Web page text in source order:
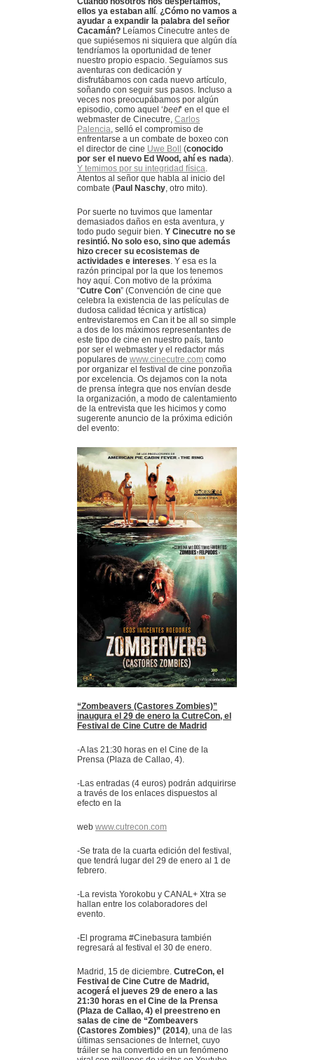
ellos ya estaban allí ¿Cómo no vamos a
ayudar a expandir la palabra del señor
Cacamán? Leíamos Cinecutre antes de
que supiésemos ni siquiera que algún día
tendríamos la oportunidad de tener
nuestro propio espacio. Seguíamos sus
aventuras con dedicación y
disfrutábamos con cada nuevo artículo,
soñando con seguir sus pasos. Incluso a
veces nos preocupábamos por algún
episodio, como aquel ‘beef‘ en el que el
webmaster de Cinecutre, Carlos
Palencia , selló el compromiso de
enfrentarse a un combate de boxeo con
el director de cine Uwe Boll (conocido
por ser el nuevo Ed Wood, ahí es nada).
Y temimos por su integridad física
Atentos al señor que habla al inicio del
combate (Paul Naschy , otro mito).
Por suerte no tuvimos que lamentar
demasiados daños en esta aventura, y
todo pudo seguir bien. Y Cinecutre no se
resintió. No solo eso, sino que además
hizo crecer su ecosistemas de
actividades e intereses . Y esa es la
razón principal por la que los tenemos
hoy aquí. Con motivo de la próxima
“Cutre Con” (Convención de cine que
celebra la existencia de las películas de
dudosa calidad técnica y artística)
entrevistaremos en Can it be all so simple
a dos de los máximos representantes de
este tipo de cine en nuestro país, tanto
por ser el webmaster y el redactor más
populares de www.cinecutre.com como
por organizar el festival de cine ponzoña
por excelencia. Os dejamos con la nota
de prensa íntegra que nos envían desde
la organización, a modo de calentamiento
de la entrevista que les hicimos y como
sugerente anuncio de la próxima edición
del evento:
“Zombeavers (Castores Zombies)”
inaugura el 29 de enero la CutreCon, el
Festival de Cine Cutre de Madrid
-A las 21:30 horas en el Cine de la
Prensa (Plaza de Callao, 4).
-Las entradas (4 euros) podrán adquirirse
a través de los enlaces dispuestos al
efecto en la
web www.cutrecon.com
-Se trata de la cuarta edición del festival,
que tendrá lugar del 29 de enero al 1 de
febrero.
-La revista Yorokobu y CANAL+ Xtra se
hallan entre los colaboradores del
evento.
-El programa #Cinebasura también
regresará al festival el 30 de enero.
Madrid, 15 de diciembre. CutreCon, el
Festival de Cine Cutre de Madrid,
acogerá el jueves 29 de enero a las
21:30 horas en el Cine de la Prensa
(Plaza de Callao, 4) el preestreno en
salas de cine de “Zombeavers
(Castores Zombies)” (2014) , una de las
últimas sensaciones de Internet, cuyo
tráiler se ha convertido en un fenómeno